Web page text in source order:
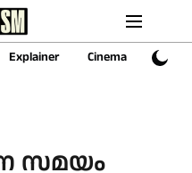
Explainer Cinema Sports
സമയം